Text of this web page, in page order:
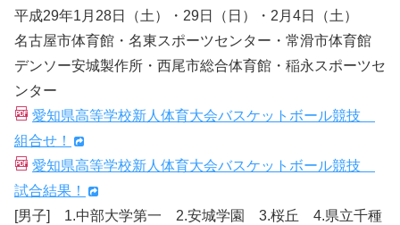
平成29年1月28日（土）・29日（日）・2月4日（土）
名古屋市体育館・名東スポーツセンター・常滑市体育館
デンソー安城製作所・西尾市総合体育館・稲永スポーツセ
ンター
愛知県高等学校新人体育大会バスケットボール競技
組合せ！
愛知県高等学校新人体育大会バスケットボール競技
試合結果！
[男子] 1.中部大学第一 2.安城学園 3.桜丘 4.県立千種